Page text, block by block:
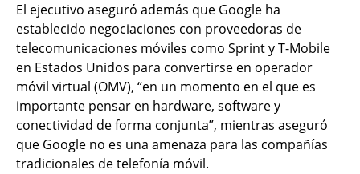
El ejecutivo aseguró además que Google ha
establecido negociaciones con proveedoras de
telecomunicaciones móviles como Sprint y T-Mobile
en Estados Unidos para convertirse en operador
móvil virtual (OMV), “en un momento en el que es
importante pensar en hardware, software y
conectividad de forma conjunta”, mientras aseguró
que Google no es una amenaza para las compañías
tradicionales de telefonía móvil.